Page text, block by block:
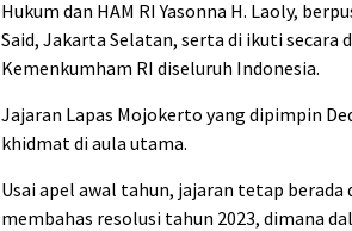
Hukum dan HAM RI Yasonna H. Laoly,
Said, Jakarta Selatan, serta di ikuti secara
Kemenkumham RI diseluruh Indonesia.
Jajaran Lapas Mojokerto yang dipimpin
khidmat di aula utama.
Usai apel awal tahun, jajaran tetap
membahas resolusi tahun 2023, dimana